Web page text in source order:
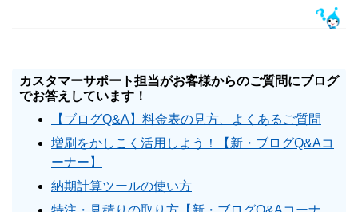
カスタマーサポート担当がお客様からのご質問にブログ
でお答えしています！
【ブログQ&A】料金表の見方、よくあるご質問
増刷をかしこく活用しよう！【新・ブログQ&Aコ
ーナー】
納期計算ツールの使い方